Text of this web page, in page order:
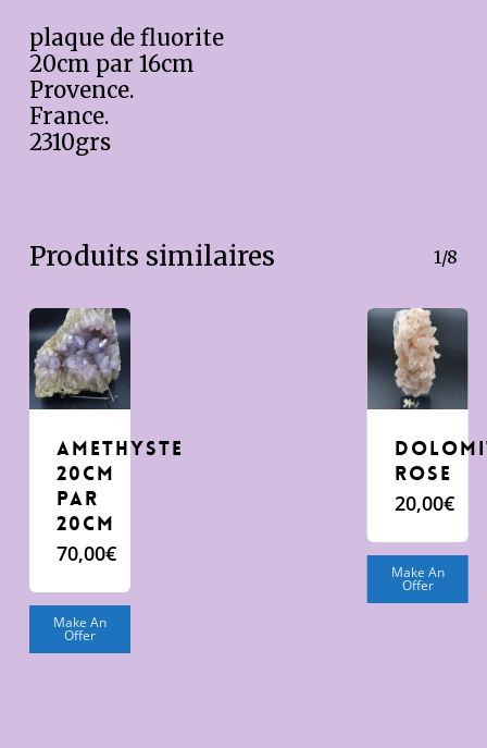
plaque de fluorite
20cm par 16cm
Provence.
France.
2310grs
Produits similaires 1/8
amethyste
20cm
par
20cm
70,00€
Make An
Offer
rose
20,00€
Make An
Offer